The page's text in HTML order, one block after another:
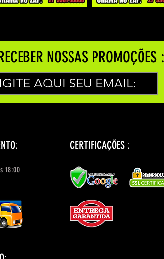
NOSSAS PROMOÇÕES :
CERTIFICAÇÕES :
18:00